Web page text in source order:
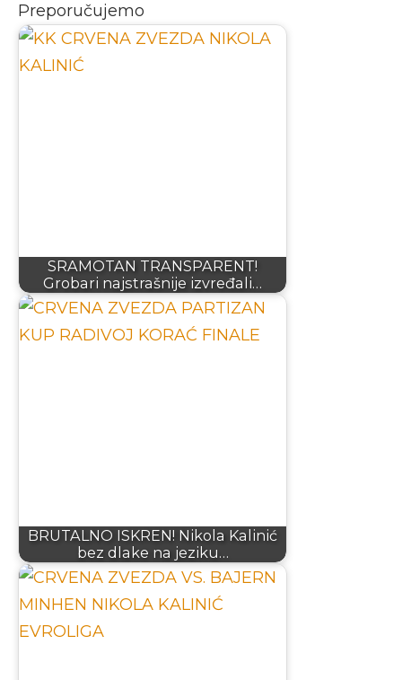
Preporučujemo
SRAMOTAN TRANSPARENT!
Grobari najstrašnije izvređali…
BRUTALNO ISKREN! Nikola Kalinić
bez dlake na jeziku…